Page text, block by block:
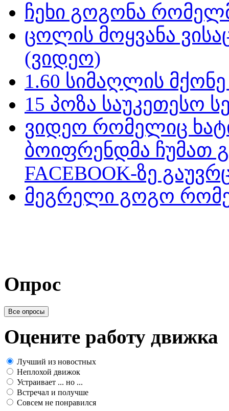
ჩეხი გოგონა
ცოლის მოყვანა
(ვიდეო)
1.60 სიმაღლის
15 პოზა საუკეთესო
ვიდეო რომელიც
ბოიფრენდმა ჩუმათ
FACEBOOK-ზე
მეგრელი გოგო
Опрос
Все опросы
Оцените работу движка
Лучший из новостных
Неплохой движок
Устраивает ... но ...
Встречал и получше
Совсем не понравился